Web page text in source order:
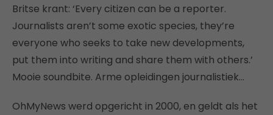
Britse krant: ‘Every citizen can be a reporter.
Journalists aren’t some exotic species, they’re
everyone who seeks to take new developments,
put them into writing and share them with others.’
Mooie soundbite. Arme opleidingen journalistiek…
OhMyNews werd opgericht in 2000, en geldt als het